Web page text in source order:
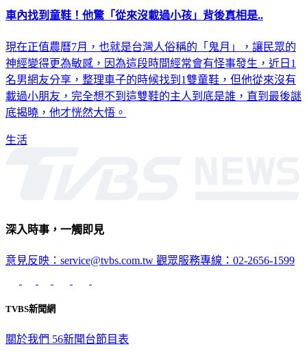
車內找到童鞋！他驚「從來沒載過小孩」背後真相是..
現在正值農曆7月，也就是台灣人俗稱的「鬼月」，讓民眾的
神經變得更為敏感，因為這段時間經常會有怪事發生，近日1
名男網友分享，整理車子的時候找到1雙童鞋，但他從來沒有
載過小朋友，完全想不到這雙鞋的主人到底是誰，直到最後謎
底揭曉，他才恍然大悟。
生活
深入時事，一觸即見
意見反映：service@tvbs.com.tw 觀眾服務專線：02-2656-1599
TVBS新聞網
關於我們 56新聞台節目表